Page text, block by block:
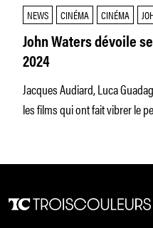
NEWS CINÉMA CINÉMA
John Waters dévoile
2024
Jacques Audiard, Luca
les films qui ont fait vibrer le